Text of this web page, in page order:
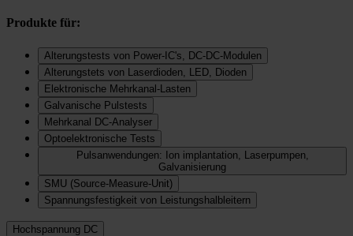
Produkte für:
Alterungstests von Power-IC's, DC-DC-Modulen
Alterungstets von Laserdioden, LED, Dioden
Elektronische Mehrkanal-Lasten
Galvanische Pulstests
Mehrkanal DC-Analyser
Optoelektronische Tests
Pulsanwendungen: Ion implantation, Laserpumpen,
Galvanisierung
SMU (Source-Measure-Unit)
Spannungsfestigkeit von Leistungshalbleitern
Hochspannung DC